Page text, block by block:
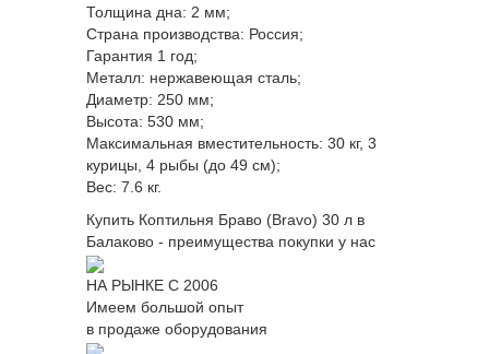
Толщина дна: 2 мм;
Страна производства: Россия;
Гарантия 1 год;
Металл: нержавеющая сталь;
Диаметр: 250 мм;
Высота: 530 мм;
Максимальная вместительность: 30 кг, 3
курицы, 4 рыбы (до 49 см);
Вес: 7.6 кг.
Купить Коптильня Браво (Bravo) 30 л в
Балаково - преимущества покупки у нас
НА РЫНКЕ С 2006
Имеем большой опыт
в продаже оборудования